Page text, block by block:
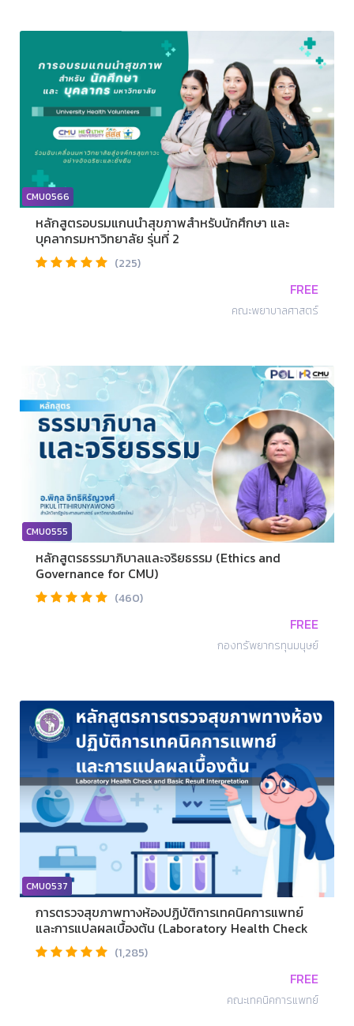
CMU0566
หลักสูตรอบรมแกนนำสุขภาพสำหรับนักศึกษา และ
บุคลากรมหาวิทยาลัย รุ่นที่ 2
(225)
FREE
คณะพยาบาลศาสตร์
CMU0555
หลักสูตรธรรมาภิบาลและจริยธรรม (Ethics and
Governance for CMU)
(460)
FREE
กองทรัพยากรทุนมนุษย์
CMU0537
การตรวจสุขภาพทางห้องปฏิบัติการเทคนิคการแพทย์
และการแปลผลเบื้องต้น (Laboratory Health Check
and Basic Result Interpretation)
(1,285)
FREE
คณะเทคนิคการแพทย์